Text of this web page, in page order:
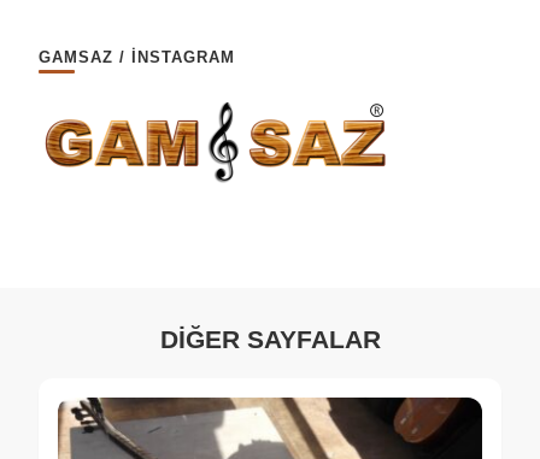
GAMSAZ / İNSTAGRAM
DİĞER SAYFALAR